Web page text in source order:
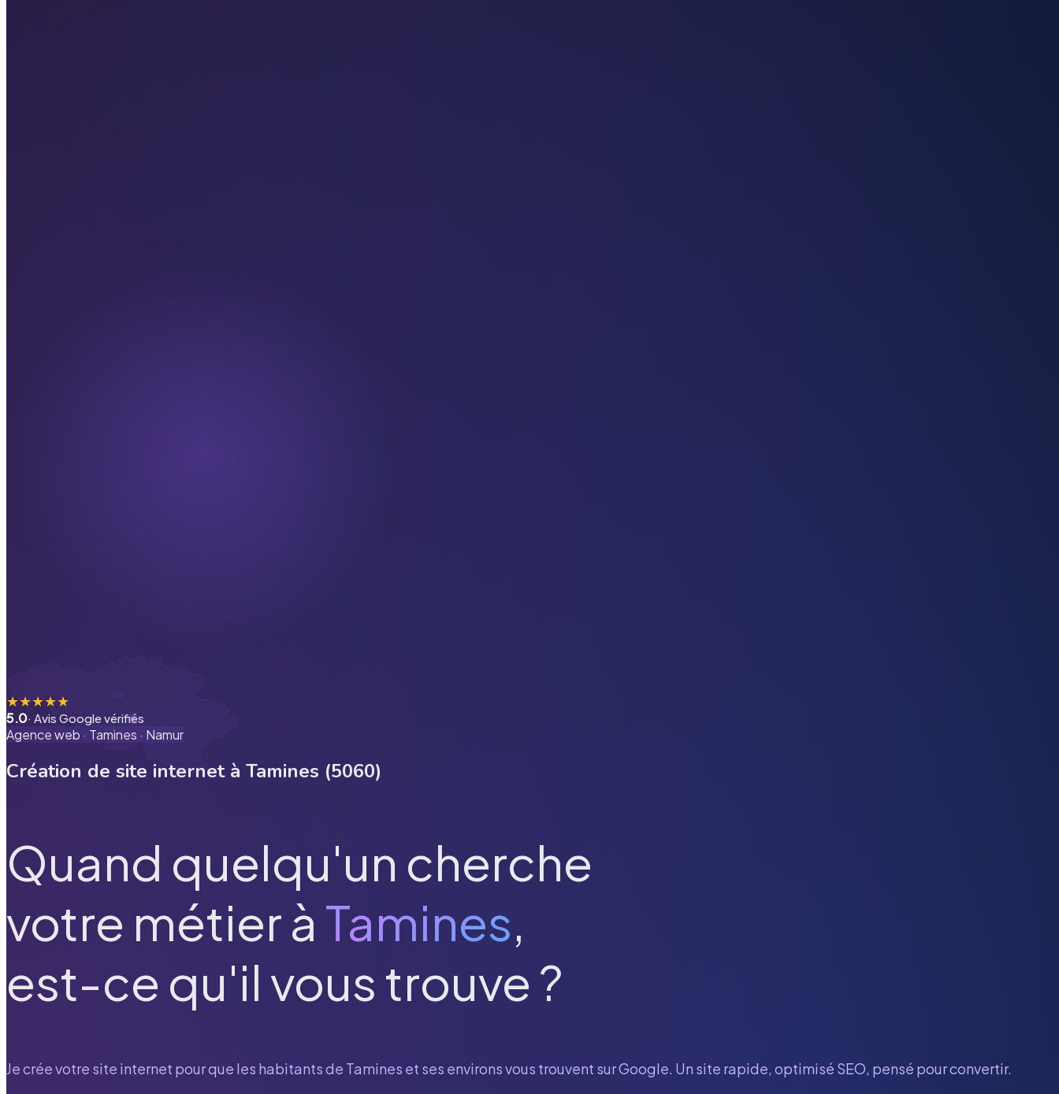
★★★★★
5.0· Avis Google vérifiés
Agence web · Tamines · Namur
Création de site internet à Tamines (5060)
Quand quelqu'un cherche
votre métier à Tamines,
est-ce qu'il vous trouve ?
Je crée votre site internet pour que les habitants de Tamines et ses environs vous trouvent sur Google. Un site rapide, optimisé SEO, pensé pour convertir.